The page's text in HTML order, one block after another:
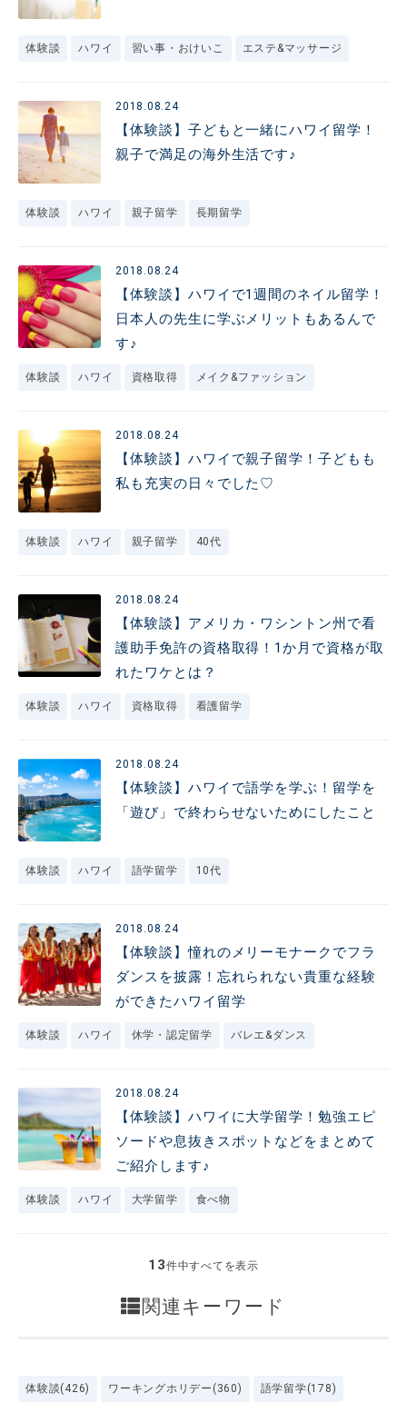
体験談 ハワイ 習い事・おけいこ エステ&マッサージ
2018.08.24
【体験談】子どもと一緒にハワイ留学！
親子で満足の海外生活です♪
体験談 ハワイ 親子留学 長期留学
2018.08.24
【体験談】ハワイで1週間のネイル留学！
日本人の先生に学ぶメリットもあるんで
す♪
体験談 ハワイ 資格取得 メイク&ファッション
2018.08.24
【体験談】ハワイで親子留学！子どもも
私も充実の日々でした♡
体験談 ハワイ 親子留学 40代
2018.08.24
【体験談】アメリカ・ワシントン州で看
護助手免許の資格取得！1か月で資格が取
れたワケとは？
体験談 ハワイ 資格取得 看護留学
2018.08.24
【体験談】ハワイで語学を学ぶ！留学を
「遊び」で終わらせないためにしたこと
体験談 ハワイ 語学留学 10代
2018.08.24
【体験談】憧れのメリーモナークでフラ
ダンスを披露！忘れられない貴重な経験
ができたハワイ留学
体験談 ハワイ 休学・認定留学 バレエ&ダンス
2018.08.24
【体験談】ハワイに大学留学！勉強エピ
ソードや息抜きスポットなどをまとめて
ご紹介します♪
体験談 ハワイ 大学留学 食べ物
13件中すべてを表示
関連キーワード
体験談(426) ワーキングホリデー(360) 語学留学(178)